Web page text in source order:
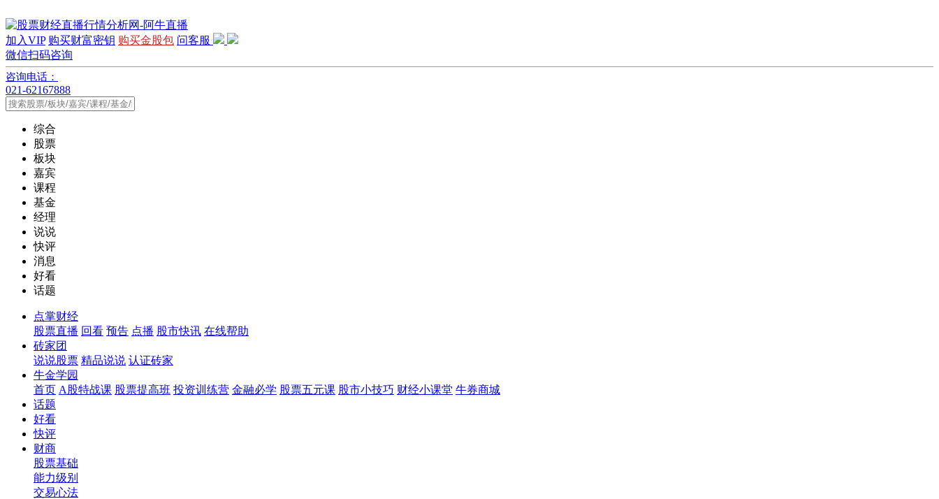
加入VIP 购买财富密钥 购买金股包 问客服
微信扫码咨询
咨询电话：
021-62167888
综合
股票
板块
嘉宾
课程
基金
经理
说说
快评
消息
好看
话题
点掌财经
股票直播 回看 预告 点播 股市快讯 在线帮助
砖家团
说说股票 精品说说 认证砖家
牛金学园
首页 A股特战课 股票提高班 投资训练营 金融必学 股票五元课 股市小技巧 财经小课堂 牛券商城
话题
好看
快评
财商
股票基础
能力级别
交易心法